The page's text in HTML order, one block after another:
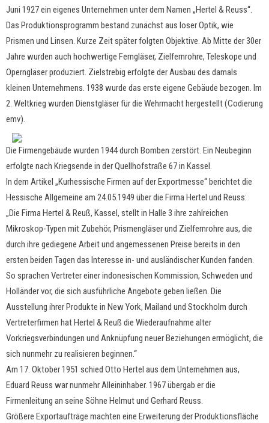
Juni 1927 ein eigenes Unternehmen unter dem Namen „Hertel & Reuss“.
Das Produktionsprogramm bestand zunächst aus loser Optik, wie
Prismen und Linsen. Kurze Zeit später folgten Objektive. Ab Mitte der 30er
Jahre wurden auch hochwertige Ferngläser, Zielfernrohre, Teleskope und
Operngläser produziert. Zielstrebig erfolgte der Ausbau des damals
kleinen Unternehmens. 1938 wurde das erste eigene Gebäude bezogen. Im
2. Weltkrieg wurden Dienstgläser für die Wehrmacht hergestellt (Codierung
emv).
Die Firmengebäude wurden 1944 durch Bomben zerstört. Ein Neubeginn
erfolgte nach Kriegsende in der Quellhofstraße 67 in Kassel.
In dem Artikel „Kurhessische Firmen auf der Exportmesse“ berichtet die
Hessische Allgemeine am 24.05.1949 über die Firma Hertel und Reuss:
„Die Firma Hertel & Reuß, Kassel, stellt in Halle 3 ihre zahlreichen
Mikroskop-Typen mit Zubehör, Prismengläser und Zielfernrohre aus, die
durch ihre gediegene Arbeit und angemessenen Preise bereits in den
ersten beiden Tagen das Interesse in- und ausländischer Kunden fanden.
So sprachen Vertreter einer indonesischen Kommission, Schweden und
Holländer vor, die sich ausführliche Angebote geben ließen. Die
Ausstellung ihrer Produkte in New York, Mailand und Stockholm durch
Vertreterfirmen hat Hertel & Reuß die Wiederaufnahme alter
Vorkriegsverbindungen und Anknüpfung neuer Beziehungen ermöglicht, die
sich nunmehr zu realisieren beginnen.“
Am 17. Oktober 1951 schied Otto Hertel aus dem Unternehmen aus,
Eduard Reuss war nunmehr Alleininhaber. 1967 übergab er die
Firmenleitung an seine Söhne Helmut und Gerhard Reuss.
Größere Exportaufträge machten eine Erweiterung der Produktionsfläche